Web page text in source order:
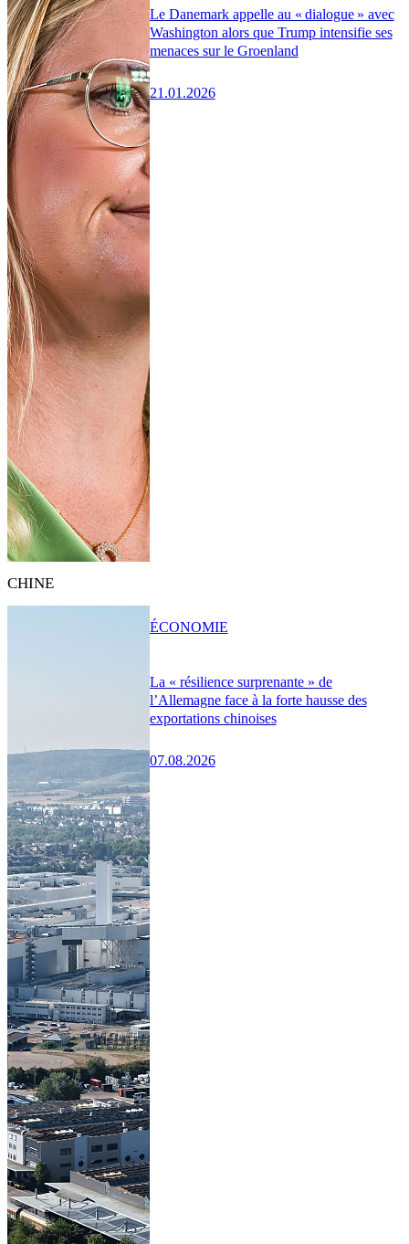
Le Danemark appelle au « dialogue » avec
Washington alors que Trump intensifie ses
menaces sur le Groenland
21.01.2026
CHINE
La « résilience surprenante » de
l’Allemagne face à la forte hausse des
exportations chinoises
07.08.2026
ÉCONOMIE